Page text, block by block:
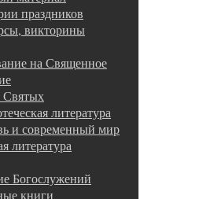
праздников
викторины
на Священное
литература
и современный мир
литература
Богослужений
книги